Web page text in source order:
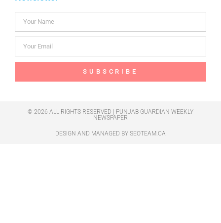
SUBSCRIBE
© 2026 ALL RIGHTS RESERVED | PUNJAB GUARDIAN WEEKLY
NEWSPAPER
DESIGN AND MANAGED BY SEOTEAM.CA